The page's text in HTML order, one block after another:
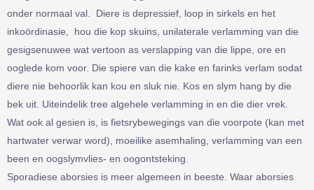
onder normaal val. Diere is depressief, loop in sirkels en het
inkoördinasie, hou die kop skuins, unilaterale verlamming van die
gesigsenuwee wat vertoon as verslapping van die lippe, ore en
ooglede kom voor. Die spiere van die kake en farinks verlam sodat
diere nie behoorlik kan kou en sluk nie. Kos en slym hang by die
bek uit. Uiteindelik tree algehele verlamming in en die dier vrek.
Wat ook al gesien is, is fietsrybewegings van die voorpote (kan met
hartwater verwar word), moeilike asemhaling, verlamming van een
been en oogslymvlies- en oogontsteking.
Sporadiese aborsies is meer algemeen in beeste. Waar aborsies